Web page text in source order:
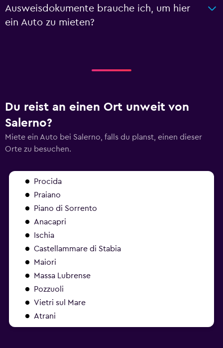
Ausweisdokumente brauche ich, um hier
ein Auto zu mieten?
Du reist an einen Ort unweit von
Salerno?
Miete ein Auto bei Salerno, falls du planst, einen dieser
Orte zu besuchen.
Procida
Praiano
Piano di Sorrento
Anacapri
Ischia
Castellammare di Stabia
Maiori
Massa Lubrense
Pozzuoli
Vietri sul Mare
Atrani